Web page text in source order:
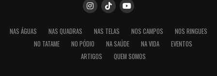
NAS ÁGUAS NAS QUADRAS NAS TELAS NOS CAMPOS
NOS RINGUES
NO TATAME
NO PÓDIO NA SAÚDE NA VIDA
EVENTOS
ARTIGOS
QUEM SOMOS